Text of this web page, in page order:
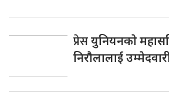
प्रेसयुनियनकाे
निराैलालाई